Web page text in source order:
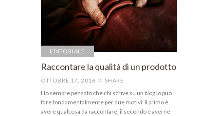
EDITORIALE
Raccontare la qualità di un prodotto
OTTOBRE 17, 2016
SHARE
Ho sempre pensato che chi scrive su un blog lo può
fare fondamentalmente per due motivi: il primo è
avere qualcosa da raccontare, il secondo è averne